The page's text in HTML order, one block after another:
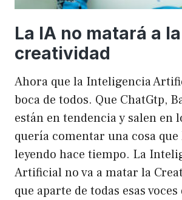
el
SEO
La IA no matará a la
creatividad
Ahora que la Inteligencia
boca de todos. Que ChatGtp,
están en tendencia y salen en
quería comentar una cosa que
leyendo hace tiempo. La
Artificial no va a matar la
que aparte de todas esas